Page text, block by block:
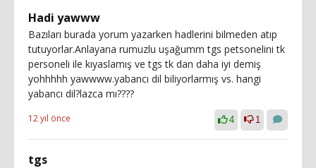
Hadi yawww
Bazıları burada yorum yazarken hadlerini bilmeden atıp
tutuyorlar.Anlayana rumuzlu uşağumm tgs petsonelini tk
personeli ile kıyaslamış ve tgs tk dan daha iyi demiş
yohhhhh yawwww.yabancı dil biliyorlarmış vs. hangi
yabancı dil?lazca mı????
12 yıl önce 4 1
tgs